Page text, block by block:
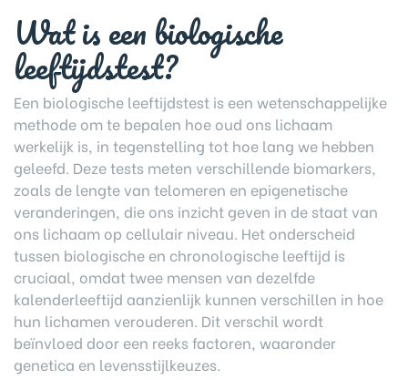
Wat is een biologische
leeftijdstest?
Een biologische leeftijdstest is een wetenschappelijke
methode om te bepalen hoe oud ons lichaam
werkelijk is, in tegenstelling tot hoe lang we hebben
geleefd. Deze tests meten verschillende biomarkers,
zoals de lengte van telomeren en epigenetische
veranderingen, die ons inzicht geven in de staat van
ons lichaam op cellulair niveau. Het onderscheid
tussen biologische en chronologische leeftijd is
cruciaal, omdat twee mensen van dezelfde
kalenderleeftijd aanzienlijk kunnen verschillen in hoe
hun lichamen verouderen. Dit verschil wordt
beïnvloed door een reeks factoren, waaronder
genetica en levensstijlkeuzes.